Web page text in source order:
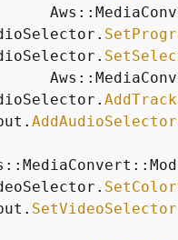
SetVideoSelector